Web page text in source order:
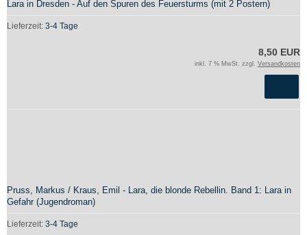
Lara in Dresden - Auf den Spuren des Feuersturms (mit 2 Postern)
Lieferzeit: 3-4 Tage
8,50 EUR
inkl. 7 % MwSt. zzgl. Versandkosten
Pruss, Markus / Kraus, Emil - Lara, die blonde Rebellin. Band 1: Lara in
Gefahr (Jugendroman)
Lieferzeit: 3-4 Tage